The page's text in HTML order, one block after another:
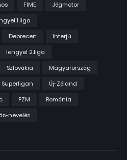
FIME
Jégmotor
1.liga
Debrecen
Interjú
lengyel 2.liga
Szlovákia
Magyarország
Superligan
Új-Zéland
PZM
Románia
nevelés